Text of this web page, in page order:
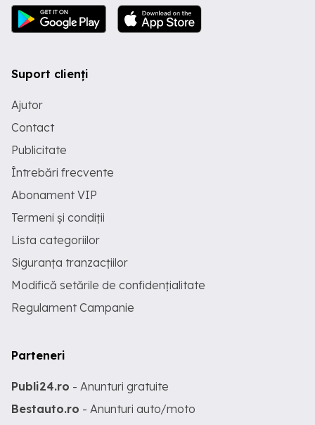
Suport clienți
Ajutor
Contact
Publicitate
Întrebări frecvente
Abonament VIP
Termeni și condiții
Lista categoriilor
Siguranța tranzacțiilor
Modifică setările de confidențialitate
Regulament Campanie
Parteneri
Publi24.ro - Anunturi gratuite
Bestauto.ro - Anunturi auto/moto